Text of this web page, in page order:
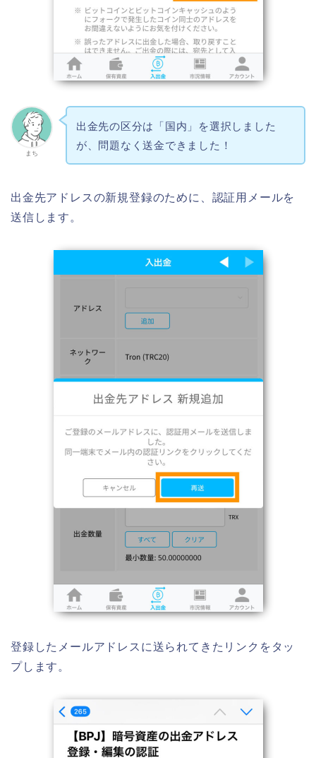
まち
出金先の区分は「国内」を選択しました
が、問題なく送金できました！
出金先アドレスの新規登録のために、認証用メールを
送信します。
登録したメールアドレスに送られてきたリンクをタッ
プします。